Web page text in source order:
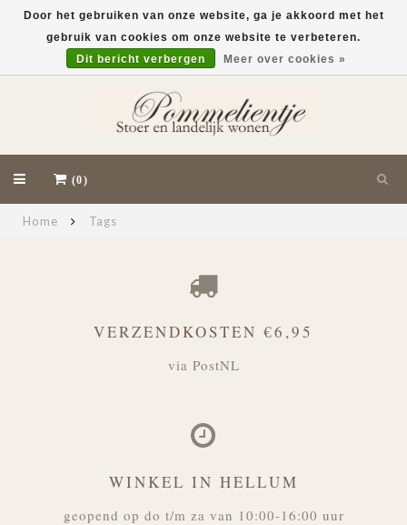
(0)
Home Tags
Door het gebruiken van onze website, ga je akkoord met het
gebruik van cookies om onze website te verbeteren.
Dit bericht verbergen
Meer over cookies »
VERZENDKOSTEN €6,95
via PostNL
WINKEL IN HELLUM
geopend op do t/m za van 10:00-16:00 uur